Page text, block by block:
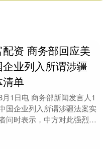
资 商务部回应美
业列入所谓涉疆
清单
1日电 商务部新闻发言人1
国企业列入所谓涉疆法案实
问时表示，中方对此强烈谴